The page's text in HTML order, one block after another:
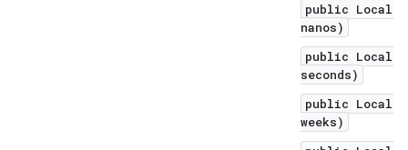
public
nanos)
public
seconds)
public
weeks)